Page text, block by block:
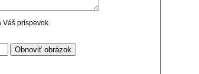
Váš príspevok.